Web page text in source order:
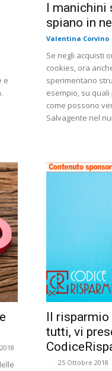
e
I manichini
spiano in
Valentina Corvino
Se negli acquisti
cookies, ora
sperimentano
esempio, su
come possono
Salvagente nel
Il
tutti, vi
- 25 Ottobre 2018